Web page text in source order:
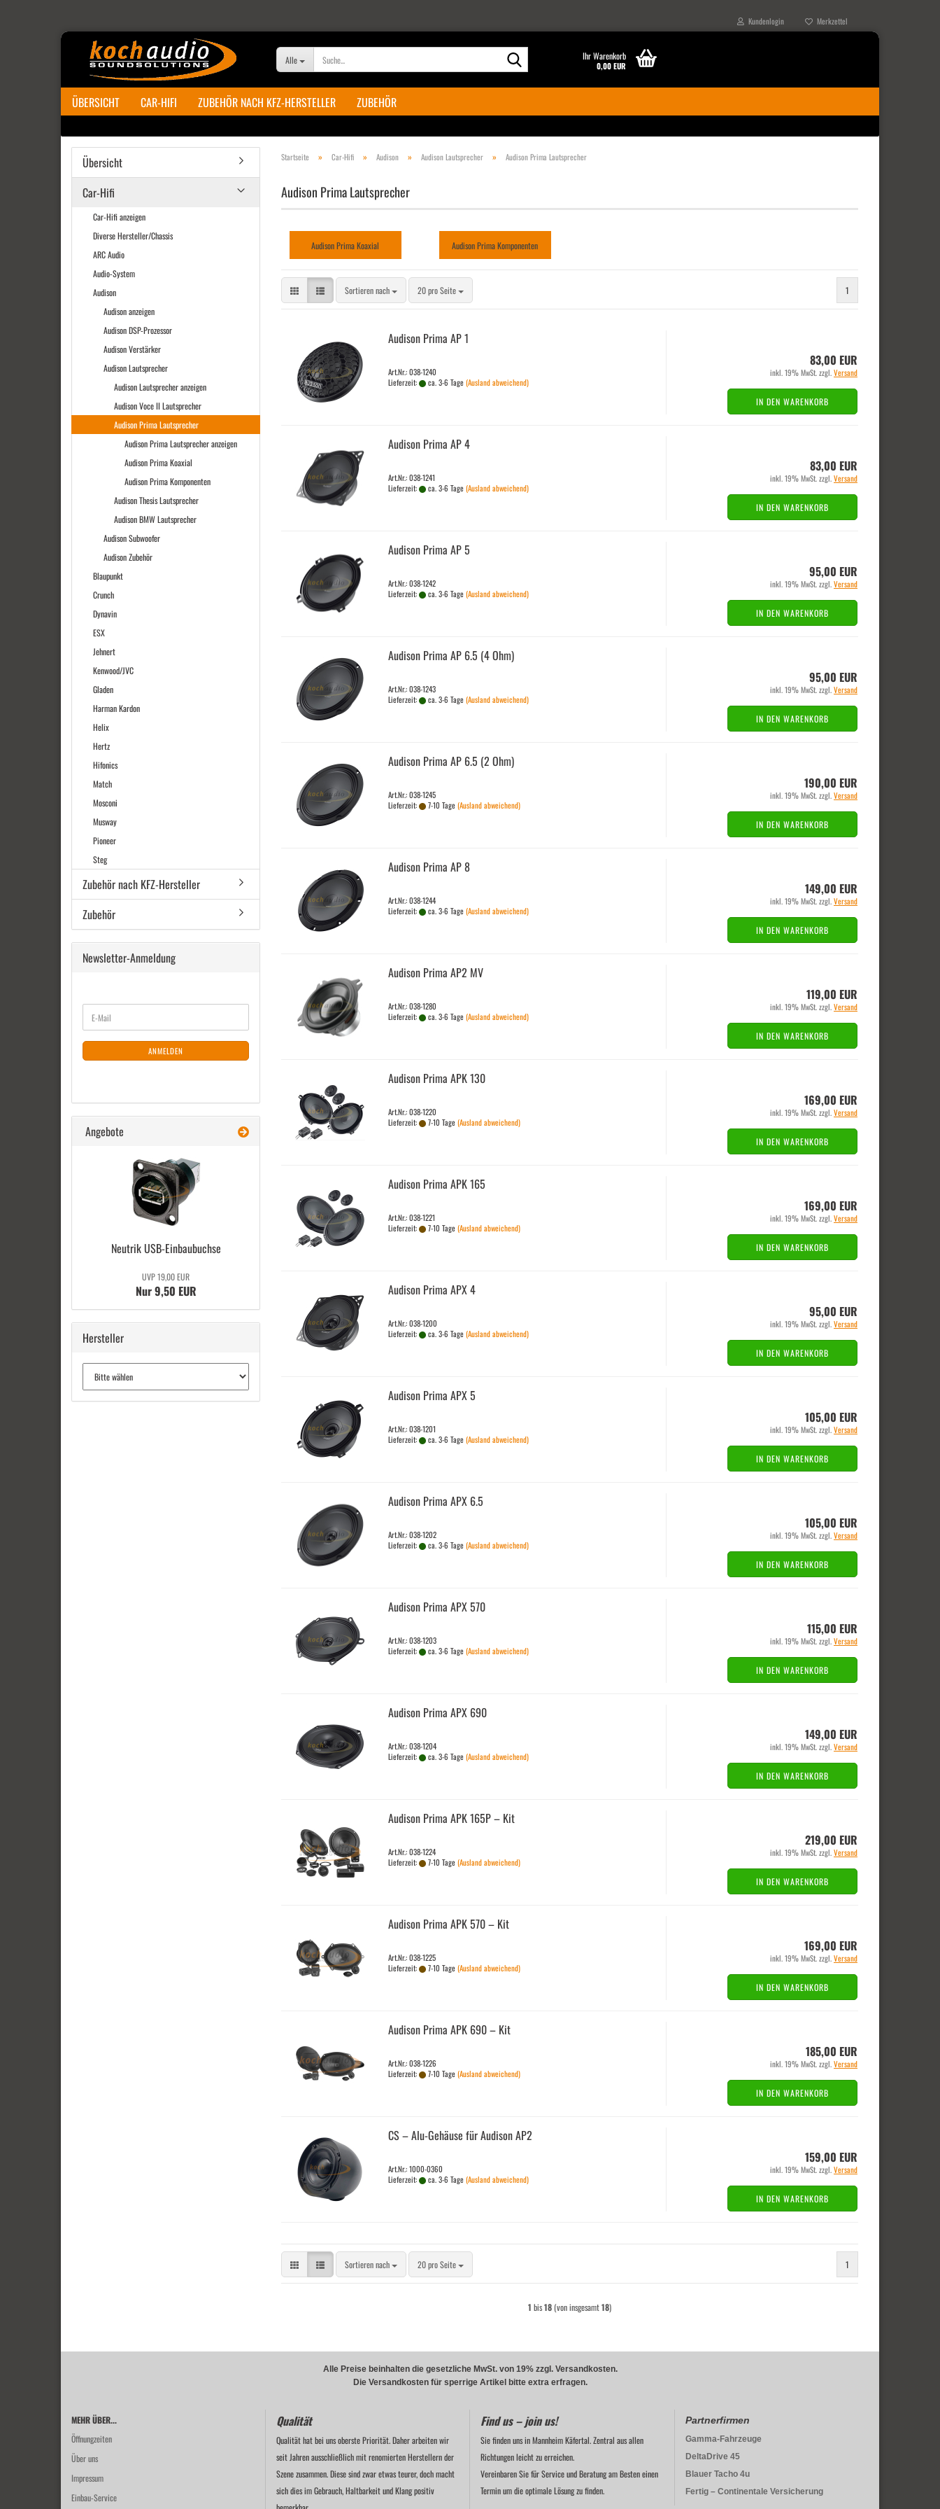
Kundenlogin Merkzettel
Alle Ihr Warenkorb
0,00 EUR
ÜBERSICHT CAR-HIFI ZUBEHÖR NACH KFZ-HERSTELLER ZUBEHÖR
Startseite » Car-Hifi » Audison » Audison Lautsprecher » Audison Prima Lautsprecher
Audison Prima Lautsprecher
Audison Prima Koaxial Audison Prima Komponenten
Sortieren nach
Sortieren nach 20 pro Seite
pro Seite 1
Audi­son Prima AP 1
Art.Nr.: 038-1240
Lieferzeit:
ca. 3-6 Tage(Ausland abweichend)
83,00 EUR
inkl. 19% MwSt. zzgl.Versand
IN DEN WARENKORB
Audi­son Prima AP 4
Art.Nr.: 038-1241
Lieferzeit:
ca. 3-6 Tage(Ausland abweichend)
83,00 EUR
inkl. 19% MwSt. zzgl.Versand
IN DEN WARENKORB
Audi­son Prima AP 5
Art.Nr.: 038-1242
Lieferzeit:
ca. 3-6 Tage(Ausland abweichend)
95,00 EUR
inkl. 19% MwSt. zzgl.Versand
IN DEN WARENKORB
Audi­son Prima AP 6.5 (4 Ohm)
Art.Nr.: 038-1243
Lieferzeit:
ca. 3-6 Tage(Ausland abweichend)
95,00 EUR
inkl. 19% MwSt. zzgl.Versand
IN DEN WARENKORB
Audi­son Prima AP 6.5 (2 Ohm)
Art.Nr.: 038-1245
Lieferzeit:
7-10 Tage(Ausland abweichend)
190,00 EUR
inkl. 19% MwSt. zzgl.Versand
IN DEN WARENKORB
Audi­son Prima AP 8
Art.Nr.: 038-1244
Lieferzeit:
ca. 3-6 Tage(Ausland abweichend)
149,00 EUR
inkl. 19% MwSt. zzgl.Versand
IN DEN WARENKORB
Audi­son Prima AP2 MV
Art.Nr.: 038-1280
Lieferzeit:
ca. 3-6 Tage(Ausland abweichend)
119,00 EUR
inkl. 19% MwSt. zzgl.Versand
IN DEN WARENKORB
Audi­son Prima APK 130
Art.Nr.: 038-1220
Lieferzeit:
7-10 Tage(Ausland abweichend)
169,00 EUR
inkl. 19% MwSt. zzgl.Versand
IN DEN WARENKORB
Audi­son Prima APK 165
Art.Nr.: 038-1221
Lieferzeit:
7-10 Tage(Ausland abweichend)
169,00 EUR
inkl. 19% MwSt. zzgl.Versand
IN DEN WARENKORB
Audi­son Prima APX 4
Art.Nr.: 038-1200
Lieferzeit:
ca. 3-6 Tage(Ausland abweichend)
95,00 EUR
inkl. 19% MwSt. zzgl.Versand
IN DEN WARENKORB
Audi­son Prima APX 5
Art.Nr.: 038-1201
Lieferzeit:
ca. 3-6 Tage(Ausland abweichend)
105,00 EUR
inkl. 19% MwSt. zzgl.Versand
IN DEN WARENKORB
Audi­son Prima APX 6.5
Art.Nr.: 038-1202
Lieferzeit:
ca. 3-6 Tage(Ausland abweichend)
105,00 EUR
inkl. 19% MwSt. zzgl.Versand
IN DEN WARENKORB
Audi­son Prima APX 570
Art.Nr.: 038-1203
Lieferzeit:
ca. 3-6 Tage(Ausland abweichend)
115,00 EUR
inkl. 19% MwSt. zzgl.Versand
IN DEN WARENKORB
Audi­son Prima APX 690
Art.Nr.: 038-1204
Lieferzeit:
ca. 3-6 Tage(Ausland abweichend)
149,00 EUR
inkl. 19% MwSt. zzgl.Versand
IN DEN WARENKORB
Audi­son Prima APK 165P – Kit
Art.Nr.: 038-1224
Lieferzeit:
7-10 Tage(Ausland abweichend)
219,00 EUR
inkl. 19% MwSt. zzgl.Versand
IN DEN WARENKORB
Audi­son Prima APK 570 – Kit
Art.Nr.: 038-1225
Lieferzeit:
7-10 Tage(Ausland abweichend)
169,00 EUR
inkl. 19% MwSt. zzgl.Versand
IN DEN WARENKORB
Audi­son Prima APK 690 – Kit
Art.Nr.: 038-1226
Lieferzeit:
7-10 Tage(Ausland abweichend)
185,00 EUR
inkl. 19% MwSt. zzgl.Versand
IN DEN WARENKORB
CS – Alu-​Ge­häu­se für Audi­son AP2
Art.Nr.: 1000-0360
Lieferzeit:
ca. 3-6 Tage(Ausland abweichend)
159,00 EUR
inkl. 19% MwSt. zzgl.Versand
IN DEN WARENKORB
Sortieren nach
Sortieren nach 20 pro Seite
pro Seite 1
1 bis18 (von insgesamt18)
Übersicht
Car-Hifi
Car-Hifi anzeigen
Diverse Hersteller/Chassis
ARC Audio
Audio-System
Audison
Audison anzeigen
Audison DSP-Prozessor
Audison Verstärker
Audison Lautsprecher
Audison Lautsprecher anzeigen
Audison Voce II Lautsprecher
Audison Prima Lautsprecher
Audison Prima Lautsprecher anzeigen
Audison Prima Koaxial
Audison Prima Komponenten
Audison Thesis Lautsprecher
Audison BMW Lautsprecher
Audison Subwoofer
Audison Zubehör
Blaupunkt
Crunch
Dynavin
ESX
Jehnert
Kenwood/JVC
Gladen
Harman Kardon
Helix
Hertz
Hifonics
Match
Mosconi
Musway
Pioneer
Steg
Zubehör nach KFZ-Hersteller
Zubehör
Newsletter-Anmeldung
ZUR
NEWSLETTER-
ANMELDUNG
E-
Mail
ANMELDEN
Angebote
Neu­trik USB-​Einbaubuchse
UVP 19,00 EUR
Nur 9,50 EUR
Hersteller
Alle Preise beinhalten die gesetzliche MwSt. von 19% zzgl. Versandkosten.
Die Versandkosten für sperrige Artikel bitte extra erfragen.
MEHR ÜBER...
Öffnungzeiten
Über uns
Impressum
Einbau-Service
Qualität
Qualität hat bei uns oberste Priorität. Daher arbeiten wir
seit Jahren ausschließlich mit renomierten Herstellern der
Szene zusammen. Diese sind zwar etwas teurer, doch macht
sich dies im Gebrauch, Haltbarkeit und Klang positiv
Find us – join us!
Sie finden uns in Mannheim Käfertal. Zentral aus allen
Richtungen leicht zu erreichen.
Vereinbaren Sie für Service und Beratung am Besten einen
Termin um die optimale Lösung zu finden.
Partnerfirmen
Gamma-Fahrzeuge
DeltaDrive 45
Blauer Tacho 4u
Fertig – Continentale Versicherung